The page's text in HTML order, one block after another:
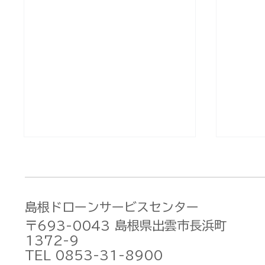
［大型アップデート］DJI
島根ドローンサービスセンター
〒693-0043 島根県出雲市長浜町
1372-9
TEL 0853-31-8900